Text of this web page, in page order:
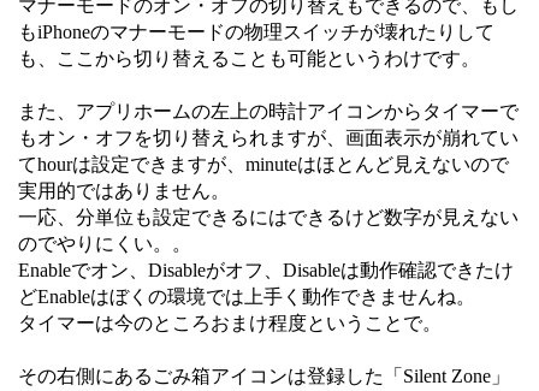
マナーモードのオン・オフの切り替えもできるので、もし
もiPhoneのマナーモードの物理スイッチが壊れたりして
も、ここから切り替えることも可能というわけです。
また、アプリホームの左上の時計アイコンからタイマーで
もオン・オフを切り替えられますが、画面表示が崩れてい
てhourは設定できますが、minuteはほとんど見えないので
実用的ではありません。
一応、分単位も設定できるにはできるけど数字が見えない
のでやりにくい。。
Enableでオン、Disableがオフ、Disableは動作確認できたけ
どEnableはぼくの環境では上手く動作できませんね。
タイマーは今のところおまけ程度ということで。
その右側にあるごみ箱アイコンは登録した「Silent Zone」